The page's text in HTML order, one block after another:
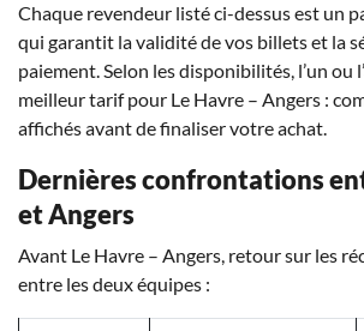
Chaque revendeur listé ci-dessus est un
qui garantit la validité de vos billets et la
paiement. Selon les disponibilités, l’un ou
meilleur tarif pour Le Havre – Angers :
affichés avant de finaliser votre achat.
Dernières confrontations
et Angers
Avant Le Havre – Angers, retour sur les
entre les deux équipes :